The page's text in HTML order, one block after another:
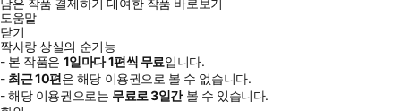
남은 작품 결제하기 대여한 작품 바로보기
도움말
닫기
짝사랑 상실의 순기능
- 본 작품은 1일마다1편씩 무료입니다.
- 최근10편은 해당 이용권으로 볼 수 없습니다.
- 해당 이용권으로는 무료로3일간볼 수 있습니다.